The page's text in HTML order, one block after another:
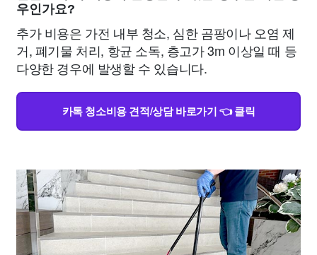
우인가요?
추가 비용은 가전 내부 청소, 심한 곰팡이나 오염 제
거, 폐기물 처리, 항균 소독, 층고가 3m 이상일 때 등
다양한 경우에 발생할 수 있습니다.
카톡 청소비용 견적/상담 바로가기 👈 클릭